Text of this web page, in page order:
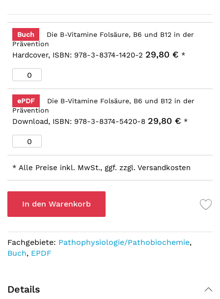
Buch
Die B-Vitamine Folsäure, B6 und B12 in der
Prävention
Hardcover, ISBN: 978-3-8374-1420-2 29,80 € *
ePDF
Die B-Vitamine Folsäure, B6 und B12 in der
Prävention
Download, ISBN: 978-3-8374-5420-8 29,80 € *
* Alle Preise inkl. MwSt., ggf. zzgl. Versandkosten
In den Warenkorb
Fachgebiete: Pathophysiologie/Pathobiochemie,
Buch, EPDF
Details